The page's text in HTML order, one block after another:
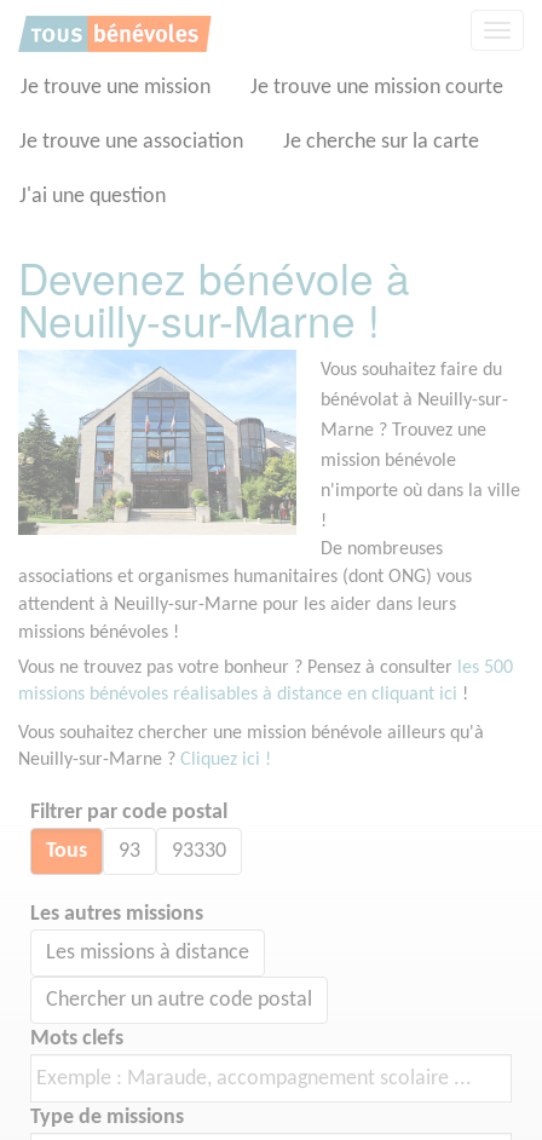
Je trouve une mission Je trouve une mission courte
Je trouve une association Je cherche sur la carte
J'ai une question
Devenez bénévole à
Neuilly-sur-Marne !
Vous souhaitez faire du
bénévolat à Neuilly-sur-
Marne ? Trouvez une
mission bénévole
n'importe où dans la ville
!
De nombreuses
associations et organismes humanitaires (dont ONG) vous
attendent à Neuilly-sur-Marne pour les aider dans leurs
missions bénévoles !
Vous ne trouvez pas votre bonheur ? Pensez à consulter les 500
missions bénévoles réalisables à distance en cliquant ici !
Vous souhaitez chercher une mission bénévole ailleurs qu'à
Neuilly-sur-Marne ? Cliquez ici !
Filtrer par code postal
Tous 93 93330
Les autres missions
Les missions à distance
Chercher un autre code postal
Mots clefs
Type de missions
Panneau de gestion des cookies